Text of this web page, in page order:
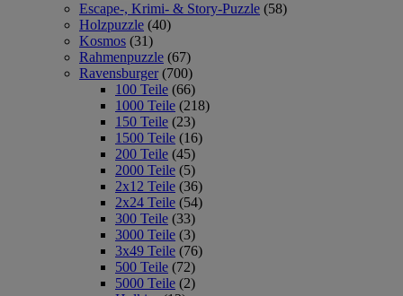
Escape-, Krimi- & Story-Puzzle (58)
Holzpuzzle (40)
Kosmos (31)
Rahmenpuzzle (67)
Ravensburger (700)
100 Teile (66)
1000 Teile (218)
150 Teile (23)
1500 Teile (16)
200 Teile (45)
2000 Teile (5)
2x12 Teile (36)
2x24 Teile (54)
300 Teile (33)
3000 Teile (3)
3x49 Teile (76)
500 Teile (72)
5000 Teile (2)